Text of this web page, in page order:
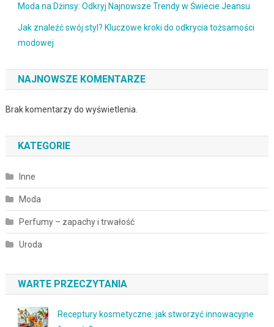
Moda na Dżinsy: Odkryj Najnowsze Trendy w Świecie Jeansu
Jak znaleźć swój styl? Kluczowe kroki do odkrycia tożsamości
modowej
NAJNOWSZE KOMENTARZE
Brak komentarzy do wyświetlenia.
KATEGORIE
Inne
Moda
Perfumy – zapachy i trwałość
Uroda
WARTE PRZECZYTANIA
Receptury kosmetyczne: jak stworzyć innowacyjne